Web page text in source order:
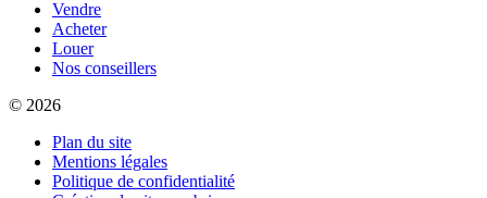
Vendre
Acheter
Louer
Nos conseillers
© 2026
Plan du site
Mentions légales
Politique de confidentialité